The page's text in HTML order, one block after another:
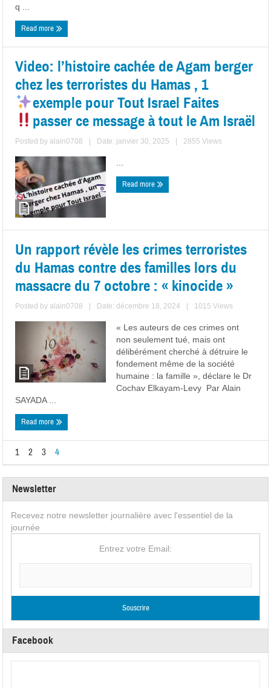
q ...
Read more
Video: l’histoire cachée de Agam berger
chez les terroristes du Hamas , 1
exemple pour Tout Israel ️Faites
passer ce message à tout le Am Israël
Posted byalain0708 Date: janvier 30, 2025 2855 Views
Read more
Un rapport révèle les crimes terroristes
du Hamas contre des familles lors du
massacre du 7 octobre : « kinocide »
Posted byalain0708 Date: décembre 18, 2024 1015 Views
« Les auteurs de ces crimes ont
non seulement tué, mais ont
délibérément cherché à détruire le
fondement même de la société
humaine : la famille », déclare le Dr
Cochav Elkayam-Levy Par Alain
SAYADA ...
Read more
1 2 3 4
Newsletter
Recevez notre newsletter journalière avec l'essentiel de la
journée
Entrez votre Email:
Facebook